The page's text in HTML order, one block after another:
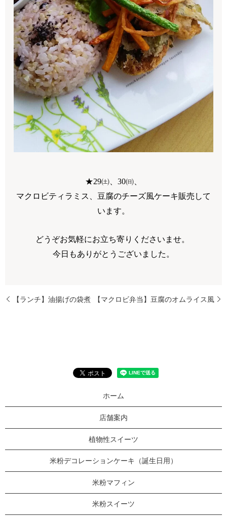
★29㈯、 30㈰、
マクロビティラミス、豆腐のチーズ風ケーキ販売して
います。
どうぞお気軽にお立ち寄りくださいませ。
今日もありがとうございました。
【ランチ】油揚げの袋煮 【マクロビ弁当】豆腐のオムライス風
ホーム
店舗案内
植物性スイーツ
米粉デコレーションケーキ（誕生日用）
米粉マフィン
米粉スイーツ